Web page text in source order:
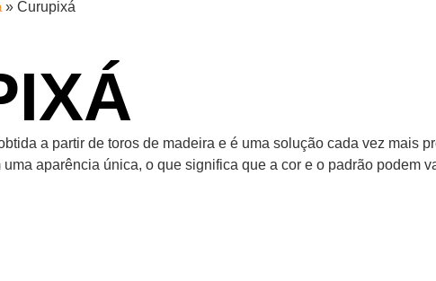
» Curupixá
a partir de toros de madeira e é uma solução cada vez mais
aparência única, o que significa que a cor e o padrão podem